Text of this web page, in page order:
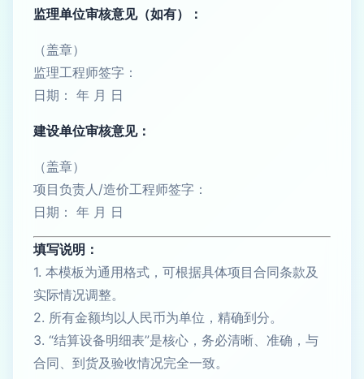
监理单位审核意见（如有）：
（盖章）
监理工程师签字：
日期： 年 月 日
建设单位审核意见：
（盖章）
项目负责人/造价工程师签字：
日期： 年 月 日
填写说明：
1. 本模板为通用格式，可根据具体项目合同条款及
实际情况调整。
2. 所有金额均以人民币为单位，精确到分。
3. “结算设备明细表”是核心，务必清晰、准确，与
合同、到货及验收情况完全一致。